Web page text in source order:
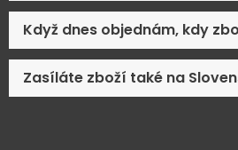
Když dnes objednám, kdy
Zasíláte zboží také na